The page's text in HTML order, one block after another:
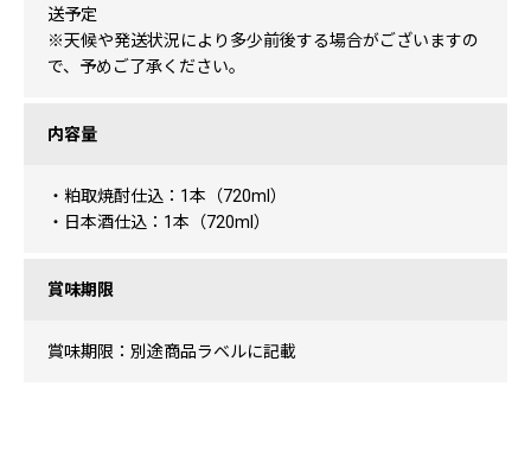
送予定
※天候や発送状況により多少前後する場合がございますの
で、予めご了承ください。
内容量
・粕取焼酎仕込：1本（720ml）
・日本酒仕込：1本（720ml）
賞味期限
賞味期限：別途商品ラベルに記載